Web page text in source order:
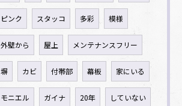
ピンク スタッコ 多彩 模様
外壁から 屋上 メンテナンスフリー
塀 カビ 付帯部 幕板 家にいる
モニエル ガイナ 20年 していない